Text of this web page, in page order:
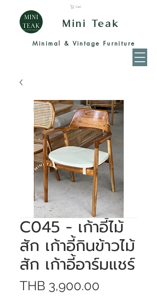
Mini Teak
Minimal & Vintage Furniture
Cart
C045 - เก้าอี้ไม้
สัก เก้าอี้กินข้าวไม้
สัก เก้าอี้อาร์มแชร์
THB 3,900.00